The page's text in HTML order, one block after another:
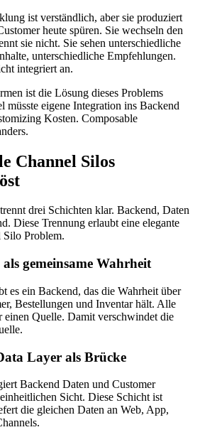
ist verständlich, aber sie produziert
heute spüren. Sie wechseln den
sie nicht. Sie sehen unterschiedliche
unterschiedliche Empfehlungen.
integriert an.
ist die Lösung dieses Problems
müsste eigene Integration ins Backend
Kosten. Composable
Channel Silos
drei Schichten klar. Backend, Daten
Diese Trennung erlaubt eine elegante
Problem.
gemeinsame Wahrheit
es ein Backend, das die Wahrheit über
Bestellungen und Inventar hält. Alle
einen Quelle. Damit verschwindet die
Layer als Brücke
Backend Daten und Customer
Sicht. Diese Schicht ist
die gleichen Daten an Web, App,